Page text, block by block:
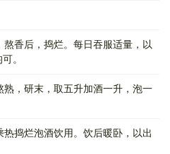
香后，捣烂。每日吞服适量，以
。
，研末，取五升加酒一升，泡一
捣烂泡酒饮用。饮后暖卧，以出